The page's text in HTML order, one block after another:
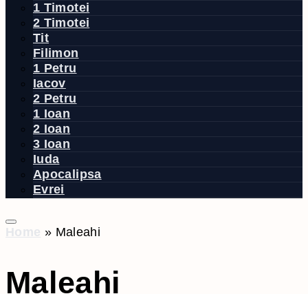
1 Timotei
2 Timotei
Tit
Filimon
1 Petru
Iacov
2 Petru
1 Ioan
2 Ioan
3 Ioan
Iuda
Apocalipsa
Evrei
Home » Maleahi
Maleahi